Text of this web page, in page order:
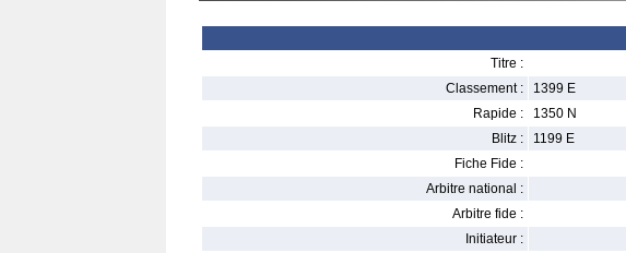
Titre :
Classement :
1399 E
Rapide :
1350 N
Blitz :
1199 E
Fiche Fide :
Arbitre national :
Arbitre fide :
Initiateur :